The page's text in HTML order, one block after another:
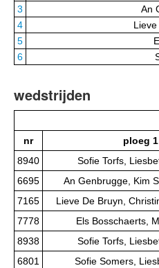
3
An
4
5
6
wedstrijden
nr
ploeg 1
8940
Sofie Torfs,
6695
An Genbrugge, Kim
7165
Lieve De Bruyn,
7778
Els Bosschaerts,
8938
Sofie Torfs,
6801
Sofie Somers,